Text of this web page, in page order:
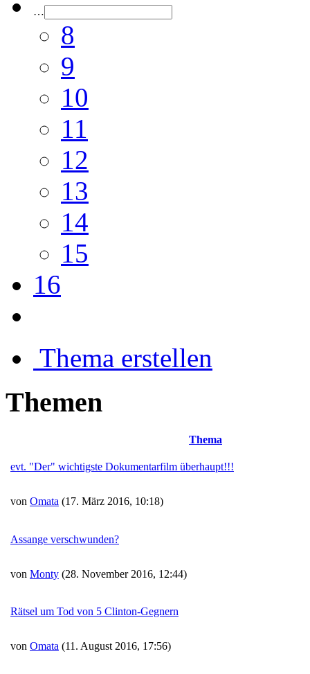
…
8
9
10
11
12
13
14
15
16
Thema erstellen
Themen
Thema
evt. "Der" wichtigste Dokumentarfilm überhaupt!!!
von Omata (17. März 2016, 10:18)
Assange verschwunden?
von Monty (28. November 2016, 12:44)
Rätsel um Tod von 5 Clinton-Gegnern
von Omata (11. August 2016, 17:56)